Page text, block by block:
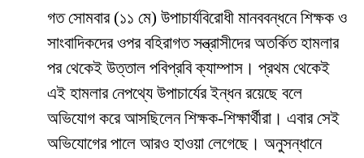
​গত সোমবার (১১ মে) উপাচার্যবিরোধী মানববন্ধনে শিক্ষক ও
সাংবাদিকদের ওপর বহিরাগত সন্ত্রাসীদের অতর্কিত হামলার
পর থেকেই উত্তাল পবিপ্রবি ক্যাম্পাস। প্রথম থেকেই
এই হামলার নেপথ্যে উপাচার্যের ইন্ধন রয়েছে বলে
অভিযোগ করে আসছিলেন শিক্ষক-শিক্ষার্থীরা। এবার সেই
অভিযোগের পালে আরও হাওয়া লেগেছে। অনুসন্ধানে